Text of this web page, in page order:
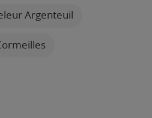
Argenteuil